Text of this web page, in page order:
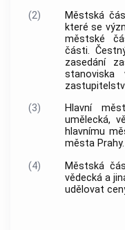
(2)
Městská
které se
městské
části.
zasedání
(3)
Hlavní
umělecká,
hlavnímu
města Prahy.
(4)
Městská
vědecká a
udělovat